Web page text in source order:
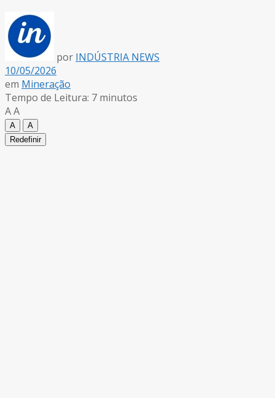
por INDÚSTRIA NEWS
10/05/2026
em Mineração
Tempo de Leitura: 7 minutos
AA
A
A
Redefinir